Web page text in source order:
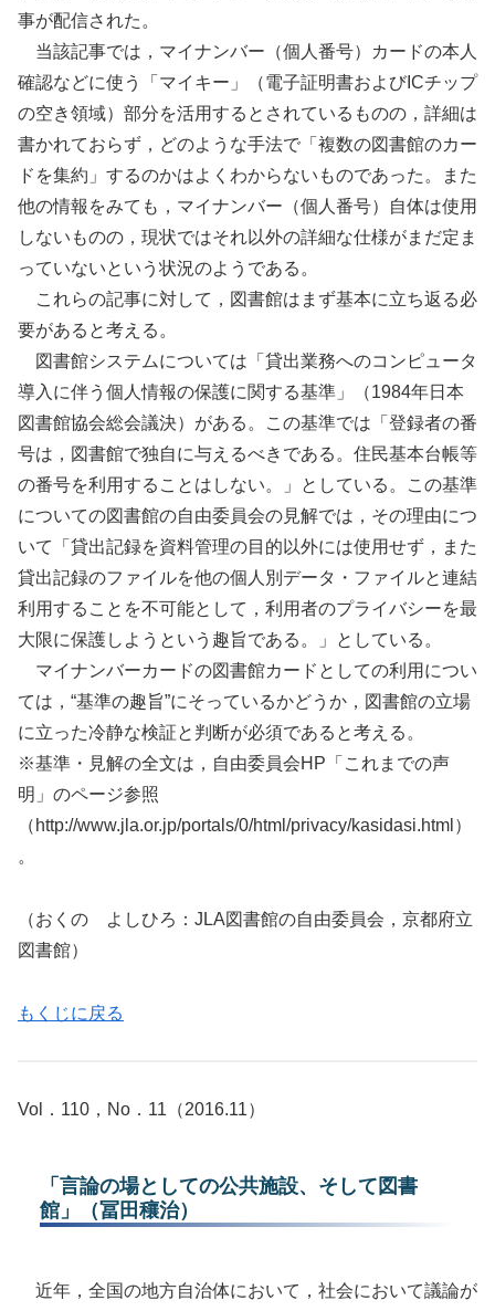
事が配信された。
当該記事では，マイナンバー（個人番号）カードの本人
確認などに使う「マイキー」（電子証明書およびICチップ
の空き領域）部分を活用するとされているものの，詳細は
書かれておらず，どのような手法で「複数の図書館のカー
ドを集約」するのかはよくわからないものであった。また
他の情報をみても，マイナンバー（個人番号）自体は使用
しないものの，現状ではそれ以外の詳細な仕様がまだ定ま
っていないという状況のようである。
これらの記事に対して，図書館はまず基本に立ち返る必
要があると考える。
図書館システムについては「貸出業務へのコンピュータ
導入に伴う個人情報の保護に関する基準」（1984年日本
図書館協会総会議決）がある。この基準では「登録者の番
号は，図書館で独自に与えるべきである。住民基本台帳等
の番号を利用することはしない。」としている。この基準
についての図書館の自由委員会の見解では，その理由につ
いて「貸出記録を資料管理の目的以外には使用せず，また
貸出記録のファイルを他の個人別データ・ファイルと連結
利用することを不可能として，利用者のプライバシーを最
大限に保護しようという趣旨である。」としている。
マイナンバーカードの図書館カードとしての利用につい
ては，“基準の趣旨”にそっているかどうか，図書館の立場
に立った冷静な検証と判断が必須であると考える。
※基準・見解の全文は，自由委員会HP「これまでの声
明」のページ参照
（http://www.jla.or.jp/portals/0/html/privacy/kasidasi.html）
。
（おくの よしひろ：JLA図書館の自由委員会，京都府立
図書館）
もくじに戻る
Vol．110，No．11（2016.11）
「言論の場としての公共施設、そして図書
館」（冨田穰治）
近年，全国の地方自治体において，社会において議論が